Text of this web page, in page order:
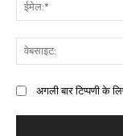
अगली बार टिप्पणी के